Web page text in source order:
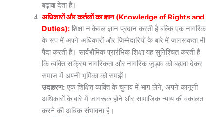
बढ़ावा देता है।
अधिकारों और कर्तव्यों का ज्ञान (Knowledge of Rights and
Duties): शिक्षा न केवल ज्ञान प्रदान करती है बल्कि एक नागरिक
के रूप में अपने अधिकारों और जिम्मेदारियों के बारे में जागरूकता भी
पैदा करती है। सार्वभौमिक प्रारंभिक शिक्षा यह सुनिश्चित करती है
कि व्यक्ति सक्रिय नागरिकता और नागरिक जुड़ाव को बढ़ावा देकर
समाज में अपनी भूमिका को समझें।
उदाहरण: एक शिक्षित व्यक्ति के चुनाव में भाग लेने, अपने कानूनी
अधिकारों के बारे में जागरूक होने और सामाजिक न्याय की वकालत
करने की अधिक संभावना है।